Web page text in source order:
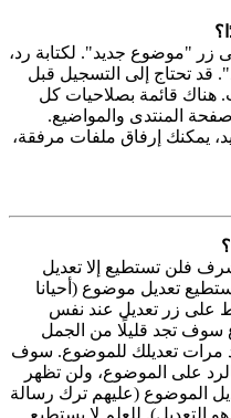
"موضوع جديد". لكتابة رد،
تحتاج إلى التسجيل قبل
هناك قائمة بصلاحيات كل
المنتدى والمواضيع.
يمكنك إرفاق ملفات مرفقة،
فلن تستطيع إلا تعديل
تعديل موضوع (أحيانا
على زر تعديل عند نفس
سوف تجد قليلًا من الجمل
مرات تعديلك للموضوع. سوف
على الموضوع، ولن تظهر
الموضوع (عليهم ترك رسالة